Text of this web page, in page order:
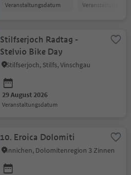
Veranstaltungsdatum
Stilfserjoch Radtag -
Stelvio Bike Day
Stilfserjoch, Stilfs, Vinschgau
29 August 2026
Veranstaltungsdatum
10. Eroica Dolomiti
Innichen, Dolomitenregion 3 Zinnen